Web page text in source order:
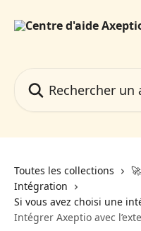
Toutes les collections
Intégration
Si vous avez choisi une
Intégrer Axeptio avec